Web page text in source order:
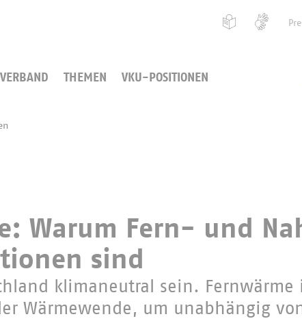
VERBAND THEMEN VKU-POSITIONEN
Warum Fern- und
sind
klimaneutral sein. Fernwärme
Wärmewende, um unabhängig